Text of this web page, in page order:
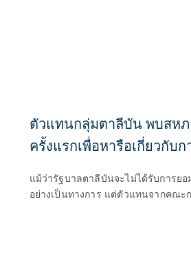
ตัวแทนกลุ่มตาลีบัน พบสหภ
ครั้งแรกเพื่อหารือเกี่ยวกับก
แม้ว่ารัฐบาลตาลีบันจะไม่ได้รับการย
อย่างเป็นทางการ แต่ตัวแทนจากคณะ